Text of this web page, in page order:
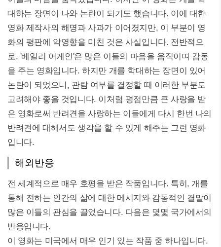
대하는 장면이 나와 논란이 되기도 했습니다. 이에 대한
영화 제작사의 해명과 사과가 이어졌지만, 이 부분이 영
화의 평판에 악영향을 미친 것은 사실입니다. 전반적으
로, '베일리 어게인'은 많은 이들의 마음을 움직이며 감동
을 주는 영화입니다. 하지만 개를 학대하는 장면이 있어
논란이 되었으니, 관람 여부를 결정할 때 이러한 부분도
고려해야 좋을 것입니다. 이처럼 평점만큼 큰 사랑을 받
은 영화로써 반려견을 사랑하는 이들에게 다시 한번 나의
반려견에 대해서도 생각을 할 수 있게 해주는 그런 영화
입니다.
해외반응
전 세계적으로 매우 호평을 받은 작품입니다. 특히, 개를
통해 전하는 인간의 삶에 대한 메시지와 감동적인 결말이
많은 이들의 관심을 끌었습니다. 다음은 몇몇 국가에서의
반응입니다.
이 영화는 미국에서 매우 인기 있는 작품 중 하나입니다.